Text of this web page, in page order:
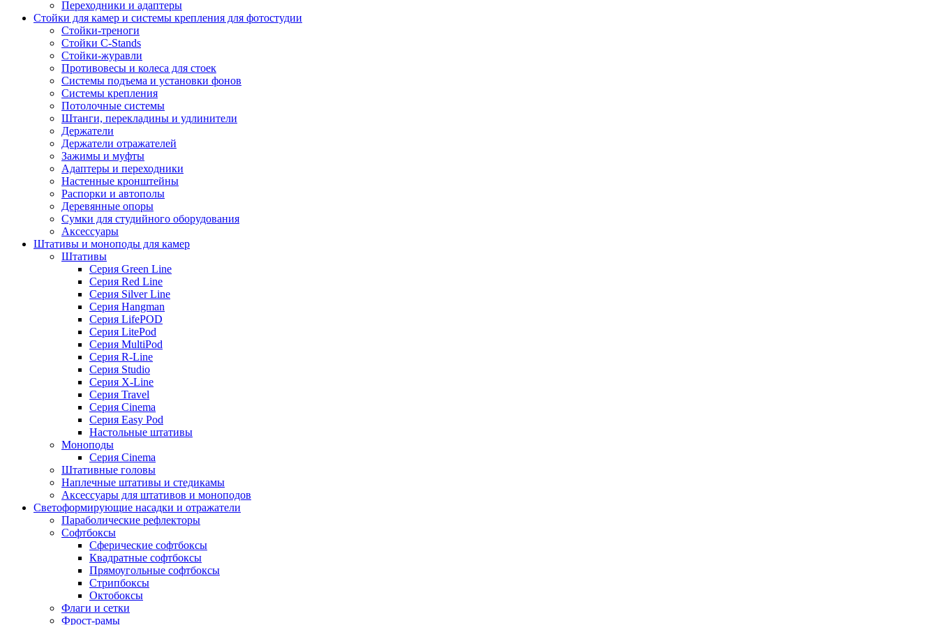
Переходники и адаптеры
Стойки для камер и системы крепления для фотостудии
Стойки-треноги
Стойки C-Stands
Стойки-журавли
Противовесы и колеса для стоек
Системы подъема и установки фонов
Системы крепления
Потолочные системы
Штанги, перекладины и удлинители
Держатели
Держатели отражателей
Зажимы и муфты
Адаптеры и переходники
Настенные кронштейны
Распорки и автополы
Деревянные опоры
Сумки для студийного оборудования
Аксессуары
Штативы и моноподы для камер
Штативы
Серия Green Line
Серия Red Line
Серия Silver Line
Серия Hangman
Серия LifePOD
Серия LitePod
Серия MultiPod
Серия R-Line
Серия Studio
Серия X-Line
Серия Travel
Серия Cinema
Серия Easy Pod
Настольные штативы
Моноподы
Серия Cinema
Штативные головы
Наплечные штативы и стедикамы
Аксессуары для штативов и моноподов
Светоформирующие насадки и отражатели
Параболические рефлекторы
Софтбоксы
Сферические софтбоксы
Квадратные софтбоксы
Прямоугольные софтбоксы
Стрипбоксы
Октобоксы
Флаги и сетки
Фрост-рамы